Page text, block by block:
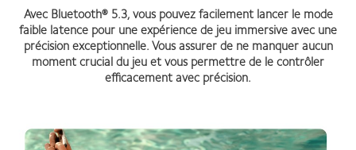
Avec Bluetooth® 5.3, vous pouvez facilement lancer le mode
faible latence pour une expérience de jeu immersive avec une
précision exceptionnelle. Vous assurer de ne manquer aucun
moment crucial du jeu et vous permettre de le contrôler
efficacement avec précision.